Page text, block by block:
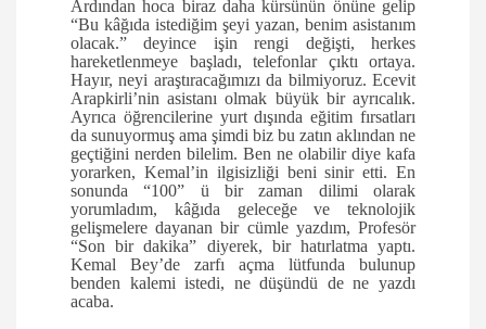
Ardından hoca biraz daha kürsünün önüne gelip
“Bu kâğıda istediğim şeyi yazan, benim asistanım
olacak.” deyince işin rengi değişti, herkes
hareketlenmeye başladı, telefonlar çıktı ortaya.
Hayır, neyi araştıracağımızı da bilmiyoruz. Ecevit
Arapkirli’nin asistanı olmak büyük bir ayrıcalık.
Ayrıca öğrencilerine yurt dışında eğitim fırsatları
da sunuyormuş ama şimdi biz bu zatın aklından ne
geçtiğini nerden bilelim. Ben ne olabilir diye kafa
yorarken, Kemal’in ilgisizliği beni sinir etti. En
sonunda “100” ü bir zaman dilimi olarak
yorumladım, kâğıda geleceğe ve teknolojik
gelişmelere dayanan bir cümle yazdım, Profesör
“Son bir dakika” diyerek, bir hatırlatma yaptı.
Kemal Bey’de zarfı açma lütfunda bulunup
benden kalemi istedi, ne düşündü de ne yazdı
acaba.